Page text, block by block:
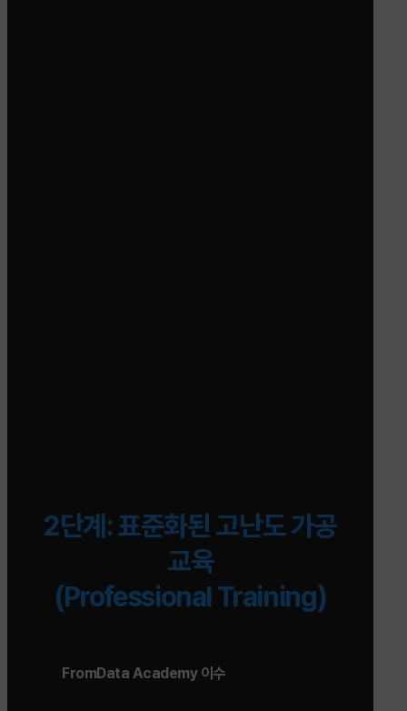
2단계: 표준화된 고난도 가공
교육
(Professional Training)
FromData Academy 이수